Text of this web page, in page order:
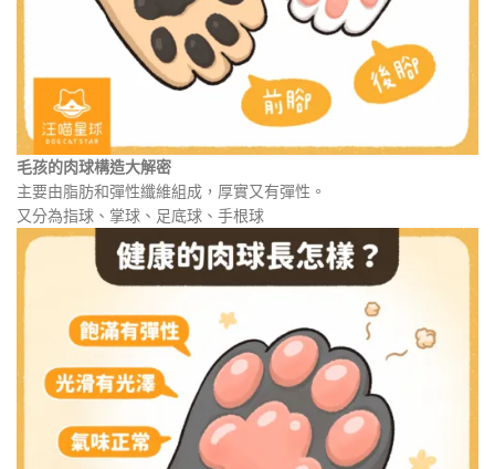
毛孩的肉球構造大解密
主要由脂肪和彈性纖維組成，厚實又有彈性。
又分為指球、掌球、足底球、手根球